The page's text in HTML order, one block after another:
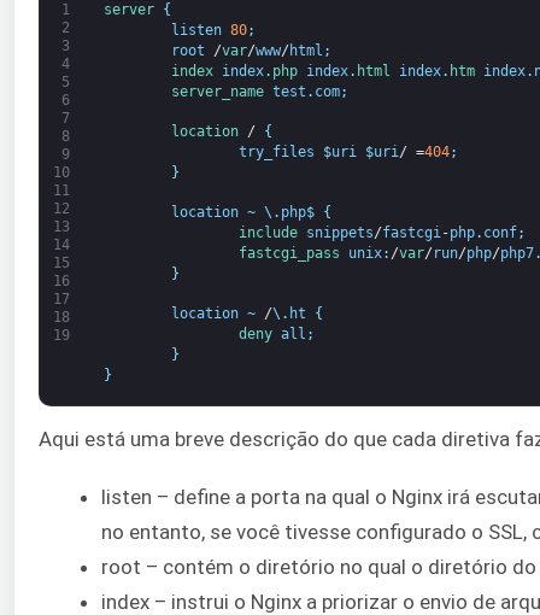
1
2
3
4
5
6
7
8
9
10
11
12
13
14
15
16
17
18
19
server
{
listen 80;
root
/var/www/ html ;
index index. php index. html index. htm index.
server_name test . com;
location /
{
try_files
$uri $uri/ =404;
}
location ~ \ . php$
{
include snippets/fastcgi-php. conf;
fastcgi_pass
unix: /var/ run/php/php7
}
location ~ /\ . ht
{
deny all ;
}
}
Aqui está uma breve descrição do que cada diretiva
listen – define a porta na qual o Nginx irá
no entanto, se você tivesse configurado o SSL,
root – contém o diretório no qual o diretório
index – instrui o Nginx a priorizar o envio de